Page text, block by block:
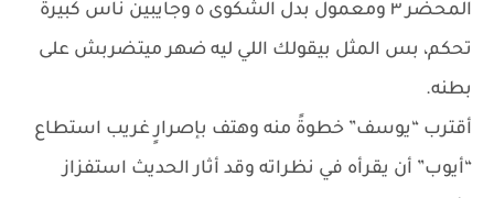
المحضر ٣ ومعمول بدل الشكوى ٥ وجايبين ناس كبيرة
تحكم، بس المثل بيقولك اللي ليه ضهر ميتضربش على
بطنه.
أقترب “يوسف” خطوةً منه وهتف بإصرارٍ غريب استطاع
“أيوب” أن يقرأه في نظراته وقد أثار الحديث استفزاز